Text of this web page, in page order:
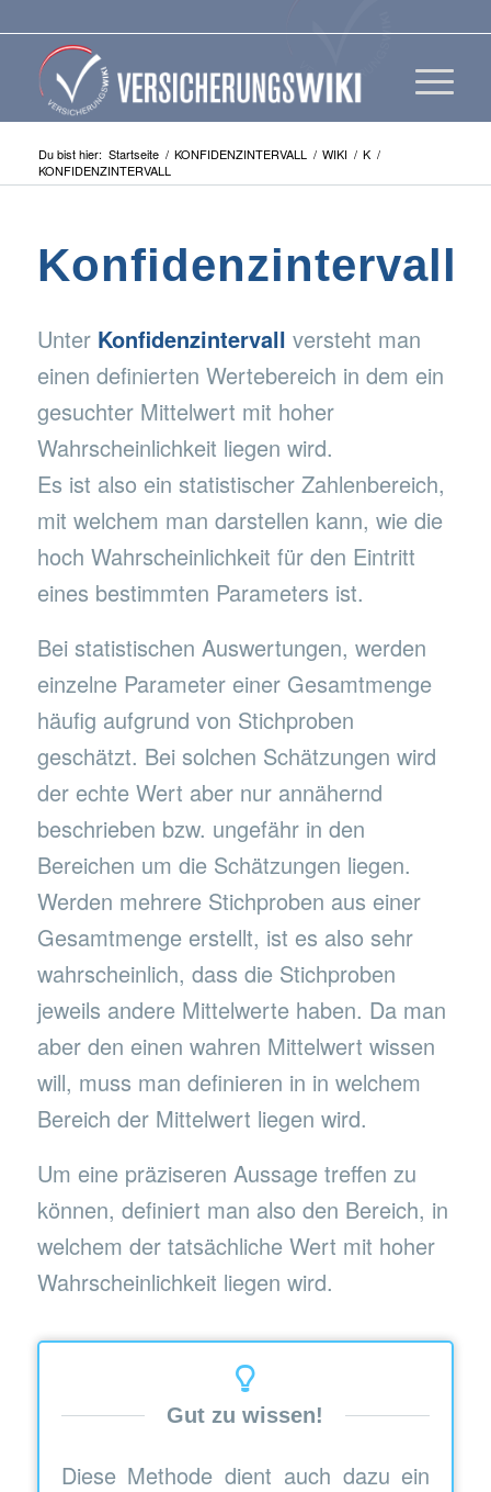
Du bist hier: Startseite / KONFIDENZINTERVALL / WIKI / K /
KONFIDENZINTERVALL
Konfidenzintervall
Unter Konfidenzintervall versteht man
einen definierten Wertebereich in dem ein
gesuchter Mittelwert mit hoher
Wahrscheinlichkeit liegen wird.
Es ist also ein statistischer Zahlenbereich,
mit welchem man darstellen kann, wie die
hoch Wahrscheinlichkeit für den Eintritt
eines bestimmten Parameters ist.
Bei statistischen Auswertungen, werden
einzelne Parameter einer Gesamtmenge
häufig aufgrund von Stichproben
geschätzt. Bei solchen Schätzungen wird
der echte Wert aber nur annähernd
beschrieben bzw. ungefähr in den
Bereichen um die Schätzungen liegen.
Werden mehrere Stichproben aus einer
Gesamtmenge erstellt, ist es also sehr
wahrscheinlich, dass die Stichproben
jeweils andere Mittelwerte haben. Da man
aber den einen wahren Mittelwert wissen
will, muss man definieren in in welchem
Bereich der Mittelwert liegen wird.
Um eine präziseren Aussage treffen zu
können, definiert man also den Bereich, in
welchem der tatsächliche Wert mit hoher
Wahrscheinlichkeit liegen wird.
Gut zu wissen!
Diese Methode dient auch dazu ein